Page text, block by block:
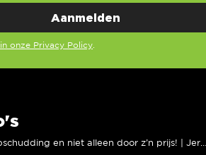
in onze Privacy Policy